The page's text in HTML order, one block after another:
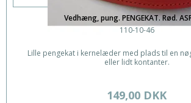
Vedhæng, pung. PENGEKAT. Rød.
110-10-46
Lille pengekat i kernelæder med plads til en
eller lidt kontanter.
149,00 DKK